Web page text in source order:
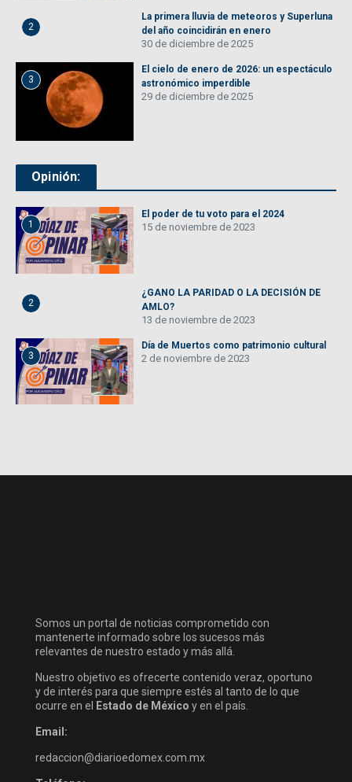
2
La primera lluvia de meteoros y Superluna
del año coincidirán en enero
30 de diciembre de 2025
3
El cielo de enero de 2026: un espectáculo
astronómico imperdible
29 de diciembre de 2025
Opinión:
1
El poder de tu voto para el 2024
15 de noviembre de 2023
2
¿GANO LA PARIDAD O LA DECISIÓN DE
AMLO?
13 de noviembre de 2023
3
Día de Muertos como patrimonio cultural
2 de noviembre de 2023
Somos un portal de noticias comprometido con
mantenerte informado sobre los sucesos más
relevantes de nuestro estado y más allá.
Nuestro objetivo es ofrecerte contenido veraz, oportuno
y de interés para que siempre estés al tanto de lo que
ocurre en el
Estado de México y en el país.
Email:
redaccion@diarioedomex.com.mx